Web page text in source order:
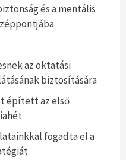
és a mentális
az oktatási
biztosítására
épített az első
fogadta el a